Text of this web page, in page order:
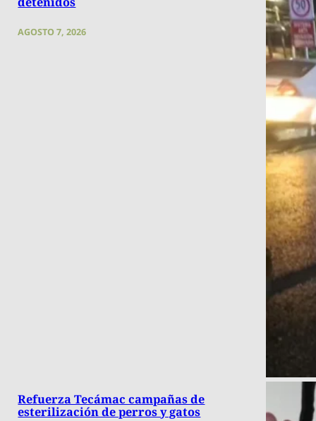
AGOSTO 7, 2026
Refuerza Tecámac campañas de
esterilización de perros y gatos